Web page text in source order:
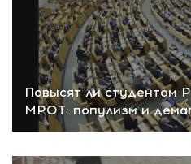
Повысят ли студентам
МРОТ: популизм и